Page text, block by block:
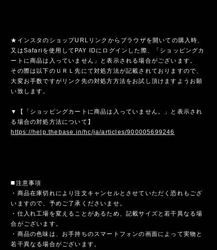
★インスタのショップURLリンクからブラウザを開いての購入時、
又はSafariを使用してPAY IDにログインした際、「ショッピングカ
ートに商品は入っていません」と表示される場合がございます。
その際は以下のＵＲＬ先にて対処方法が記載されておりますので、
大変お手数ですがリンク先の対処方方法をお試し頂けますようお願
い致します。
▼【「ショッピングカートに商品は入っていません。」と表示され
る場合の対処方法について】
https://help.thebase.in/hc/ja/articles/900005699246
◼️注意事項
・商品在庫切れにより注文キャンセルとさせていただく恐れもござ
いますので、予めご了承くださいませ。
・仕入れ工場を変えることがあるため、記載サイズと若干異なる場
合がございます。
・商品の色味は、お手持ちのスマートフォンの画面によって実物と
若干異なる場合がございます。